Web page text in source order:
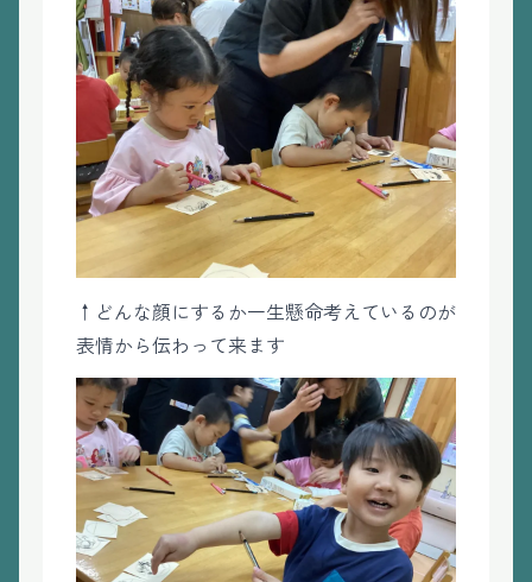
↑どんな顔にするか一生懸命考えているのが
表情から伝わって来ます